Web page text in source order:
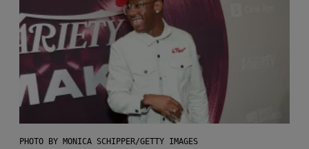
PHOTO BY MONICA SCHIPPER/GETTY IMAGES